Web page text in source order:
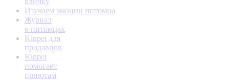
Изучаем эмоции питомца
Журнал
о питомцах
Kinpet для
продавцов
Kinpet
помогает
приютам